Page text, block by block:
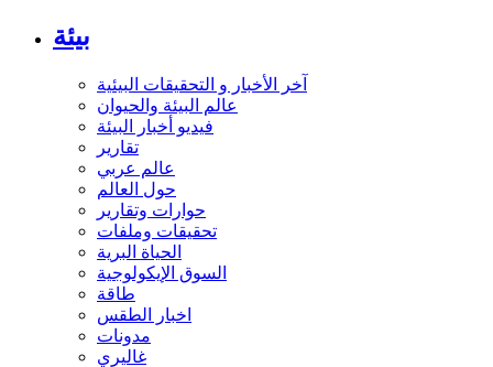
بيئة
آخر الأخبار و التحقيقات البيئية
عالم البيئة والحيوان
فيديو أخبار البيئة
تقارير
عالم عربي
حول العالم
حوارات وتقارير
تحقيقات وملفات
الحياة البرية
السوق الإيكولوجية
طاقة
اخبار الطقس
مدونات
غاليري